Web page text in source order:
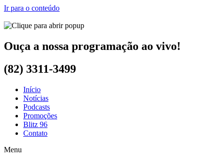
Ir para o conteúdo
Ouça a nossa programação ao vivo!
(82) 3311-3499
Início
Notícias
Podcasts
Promoções
Blitz 96
Contato
Menu